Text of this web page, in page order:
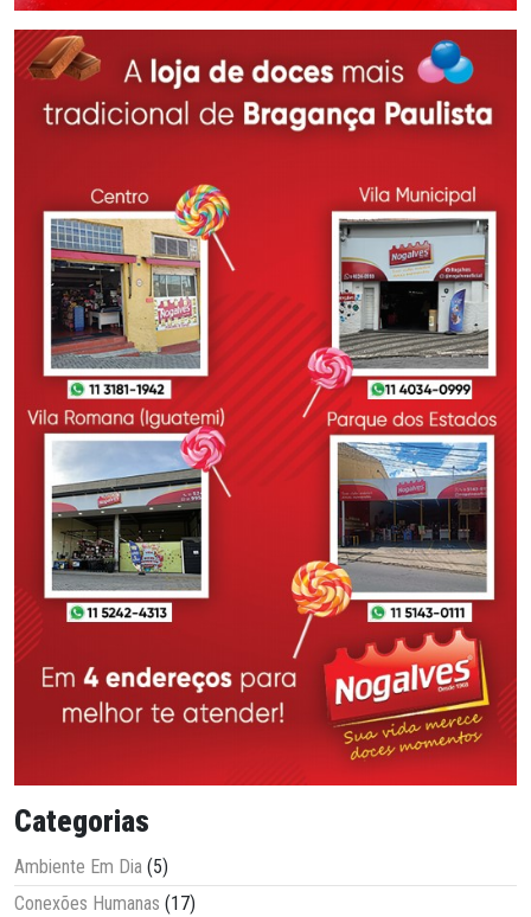
Categorias
Ambiente Em Dia (5)
Conexões Humanas (17)